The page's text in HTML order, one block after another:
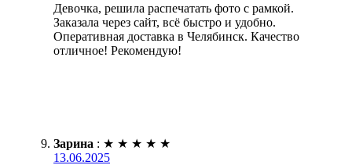
Девочка, решила распечатать фото с рамкой.
Заказала через сайт, всё быстро и удобно.
Оперативная доставка в Челябинск. Качество
отличное! Рекомендую!
Зарина : ★ ★ ★ ★ ★
13.06.2025